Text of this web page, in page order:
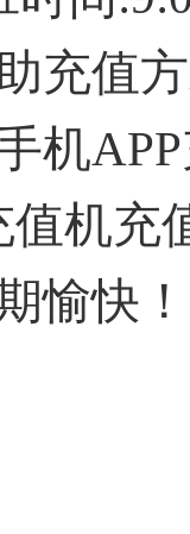
充值
机APP
值机充
愉快！